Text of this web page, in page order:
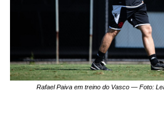
Rafael Paiva em treino do Vasco — Foto: